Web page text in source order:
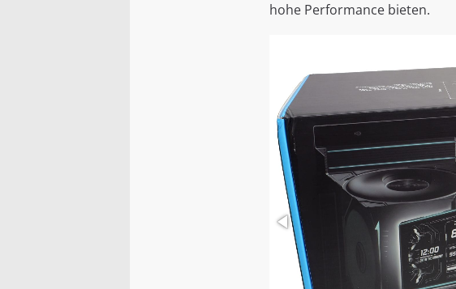
hohe Performance bieten.